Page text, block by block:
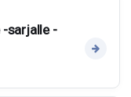
-sarjalle -